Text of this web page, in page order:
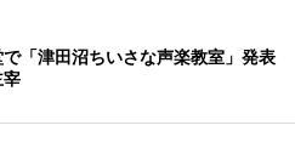
「津田沼ちいさな声楽教室」発表